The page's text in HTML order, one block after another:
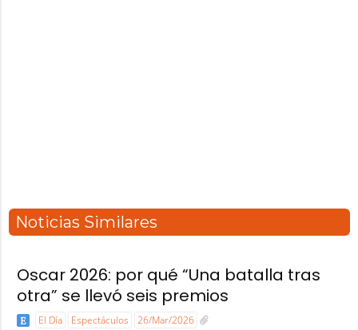
Noticias Similares
Oscar 2026: por qué “Una batalla tras
otra” se llevó seis premios
El Día Espectáculos 26/Mar/2026